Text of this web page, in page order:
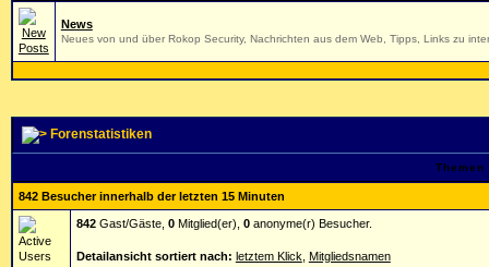
News
Neues von und über Rokop Security, Nachrichten aus dem Web, Tipps, Links zu
Forenstatistiken
Themen
842 Besucher innerhalb der letzten 15 Minuten
842Gast/Gäste, 0Mitglied(er), 0anonyme(r) Besucher.
Detailansicht sortiert nach: letztem Klick Mitgliedsnamen